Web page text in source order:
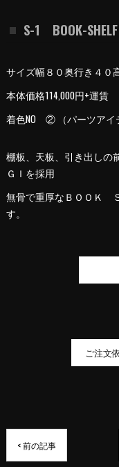
S-1 BOOK-
サイズ幅８０奥行き４０
本体価格114,000円+運賃
着色NO ② （パーツアイ
棚板、天板、引き出しの
ＧＩを採用
無骨で重厚なＢＯＯＫ
す。
ご注文
< 前の記事